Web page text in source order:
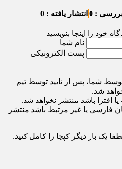
: 0 انتشار یافته : 0
خود را اینجا بنویسید
نام شما
پست الکترونیکی
شما، پس از تایید توسط تیم
شد.
افترا باشد منتشر نخواهد شد.
فارسی یا غیر مرتبط باشد منتشر
یک بار دیگر کپچا را کامل کنید.